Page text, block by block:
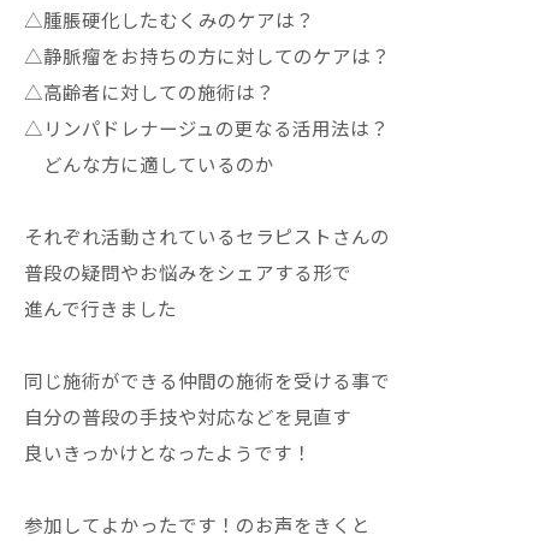
△腫脹硬化したむくみのケアは？
△静脈瘤をお持ちの方に対してのケアは？
△高齢者に対しての施術は？
△リンパドレナージュの更なる活用法は？
どんな方に適しているのか
それぞれ活動されているセラピストさんの
普段の疑問やお悩みをシェアする形で
進んで行きました
同じ施術ができる仲間の施術を受ける事で
自分の普段の手技や対応などを見直す
良いきっかけとなったようです！
参加してよかったです！のお声をきくと